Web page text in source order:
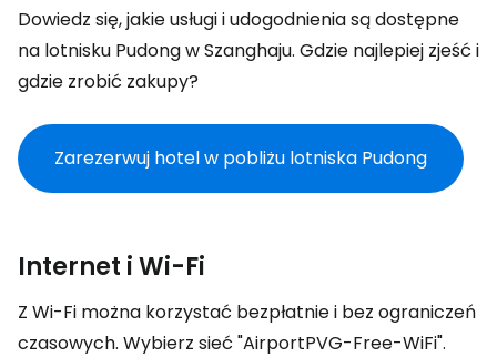
Dowiedz się, jakie usługi i udogodnienia są dostępne
na lotnisku Pudong w Szanghaju. Gdzie najlepiej zjeść i
gdzie zrobić zakupy?
Zarezerwuj hotel w pobliżu lotniska Pudong
Internet i Wi-Fi
Z Wi-Fi można korzystać bezpłatnie i bez ograniczeń
czasowych. Wybierz sieć "AirportPVG-Free-WiFi".